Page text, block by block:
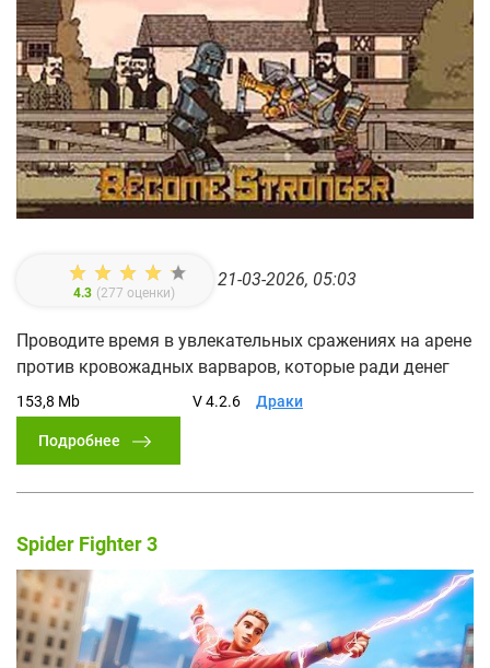
4.3 (277 оценки)
21-03-2026, 05:03
Проводите время в увлекательных сражениях на арене
против кровожадных варваров, которые ради денег
153,8 Mb V 4.2.6 Драки
Подробнее
Spider Fighter 3